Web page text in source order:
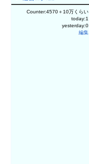
Counter:4570＋10万くらい
today:1
yesterday:0
編集